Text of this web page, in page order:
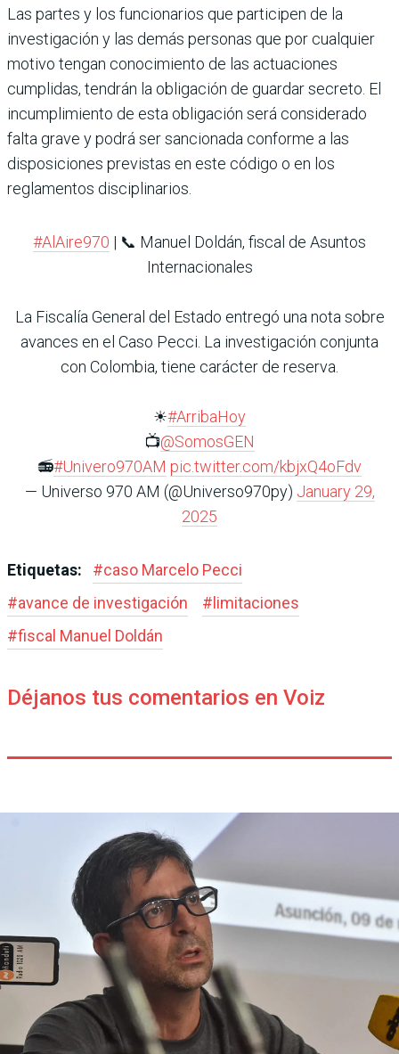
Las partes y los funcionarios que participen de la
investigación y las demás personas que por cualquier
motivo tengan conocimiento de las actuaciones
cumplidas, tendrán la obligación de guardar secreto. El
incumplimiento de esta obligación será considerado
falta grave y podrá ser sancionada conforme a las
disposiciones previstas en este código o en los
reglamentos disciplinarios.
#AlAire970 | 📞 Manuel Doldán, fiscal de Asuntos
Internacionales
La Fiscalía General del Estado entregó una nota sobre
avances en el Caso Pecci. La investigación conjunta
con Colombia, tiene carácter de reserva.
☀#ArribaHoy
📺@SomosGEN
📻#Univero970AM pic.twitter.com/kbjxQ4oFdv
— Universo 970 AM (@Universo970py) January 29,
2025
Etiquetas: #caso Marcelo Pecci
#avance de investigación #limitaciones
#fiscal Manuel Doldán
Déjanos tus comentarios en Voiz